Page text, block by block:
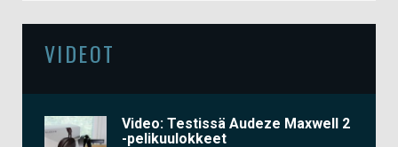
VIDEOT
Video: Testissä Audeze Maxwell 2
-pelikuulokkeet